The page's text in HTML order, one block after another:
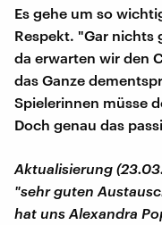
Es gehe um so
Respekt. "Gar nichts
da erwarten wir den
das Ganze
Spielerinnen müsse
Doch genau das
Aktualisierung
"sehr guten
hat uns Alexandra